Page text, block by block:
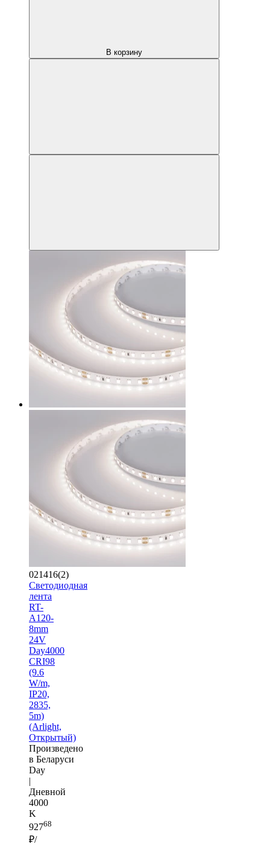
В корзину
021416(2)
Светодиодная
лента
RT-
A120-
8mm
24V
Day4000
CRI98
(9.6
W/m,
IP20,
2835,
5m)
(Arlight,
Открытый)
Произведено
в Беларуси
Day
|
Дневной
4000
K
92768
₽/